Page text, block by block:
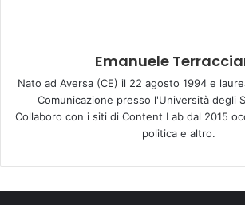
Emanuele
Nato ad Aversa (CE) il 22 agosto 1994 e
Comunicazione presso l'Università degli
Collaboro con i siti di Content Lab dal 2015
politica e altro.